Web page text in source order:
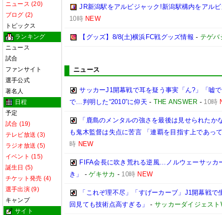
ニュース (20)
ブログ (2)
トピックス
ランキング
ニュース
試合
ファンサイト
選手公式
著名人
日程
予定
試合 (19)
テレビ放送 (3)
ラジオ放送 (5)
イベント (15)
誕生日 (5)
チケット発売 (4)
選手出演 (9)
キャンプ
サイト
JR新潟駅をアルビジャック!新潟駅構内をアル
10時 NEW
【グッズ】8/8(土)横浜FC戦グッズ情報 - テゲバ
ニュース
サッカーJ1開幕戦で耳を疑う事実「ん?」「嘘
で…判明した“2010”に仰天 - THE ANSWER - 10時
「鹿島のメンタルの強さを最後は見せられた
も鬼木監督は失点に苦言 「連覇を目指す上であっ
時 NEW
FIFA会長に吹き荒れる逆風…ノルウェーサッカ
き」
-ゲキサカ - 10時 NEW
「これぞ理不尽」「すげーカーブ」J1開幕戦
回見ても技術点高すぎる」
-サッカーダイジェスト